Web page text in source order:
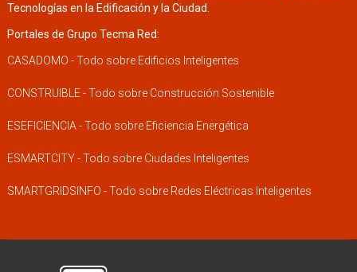
Tecnologías en la Edificación y la Ciudad.
Portales de Grupo Tecma Red:
CASADOMO - Todo sobre Edificios Inteligentes
CONSTRUIBLE - Todo sobre Construcción Sostenible
ESEFICIENCIA - Todo sobre Eficiencia Energética
ESMARTCITY - Todo sobre Ciudades Inteligentes
SMARTGRIDSINFO - Todo sobre Redes Eléctricas Inteligentes